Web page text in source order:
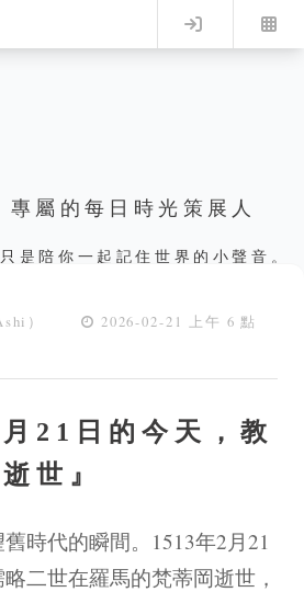
Log in
屬的每日時光策展人
是陪你一起記住世界的小聲音。
） 2026-02-21 上午 6 點
21日的今天，教
世』
時代的瞬間。1513年2月21
二世在羅馬的梵蒂岡逝世，